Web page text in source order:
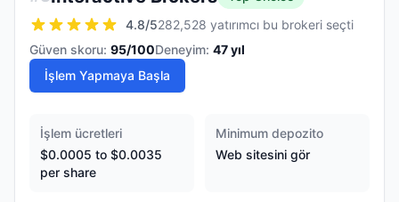
4.8/5282,528 yatırımcı bu brokeri seçti
Güven skoru: 95/100Deneyim: 47yıl
İşlem Yapmaya Başla
İşlem ücretleri
$0.0005 to $0.0035
per share
Minimum depozito
Web sitesini gör